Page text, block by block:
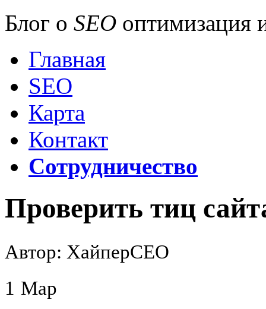
Блог о SEO оптимизация
Главная
SEO
Карта
Контакт
Сотрудничество
Проверить тиц
Автор: ХайперСЕО
1 Мар